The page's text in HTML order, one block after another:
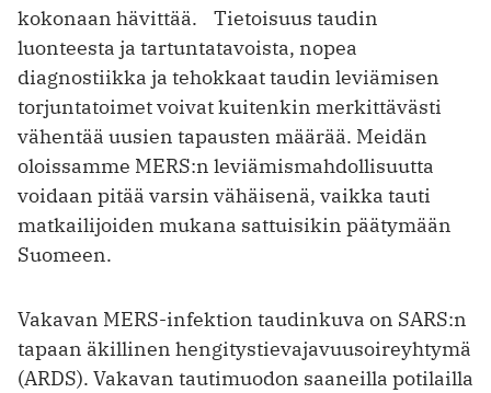
kokonaan hävittää. Tietoisuus taudin
luonteesta ja tartuntatavoista, nopea
diagnostiikka ja tehokkaat taudin leviämisen
torjuntatoimet voivat kuitenkin merkittävästi
vähentää uusien tapausten määrää. Meidän
oloissamme MERS:n leviämismahdollisuutta
voidaan pitää varsin vähäisenä, vaikka tauti
matkailijoiden mukana sattuisikin päätymään
Suomeen.
Vakavan MERS-infektion taudinkuva on SARS:n
tapaan äkillinen hengitystievajavuusoireyhtymä
(ARDS). Vakavan tautimuodon saaneilla potilailla